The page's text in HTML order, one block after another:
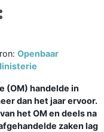
Openbaar
(OM) handelde in
dan het jaar ervoor.
het OM en deels na
zaken lag